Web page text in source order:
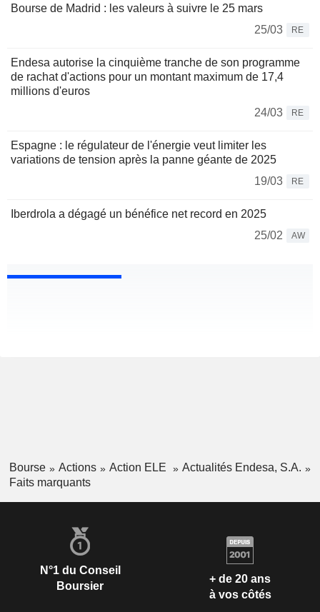
Bourse de Madrid : les valeurs à suivre le 25 mars
25/03
RE
Endesa autorise la cinquième tranche de son programme
de rachat d'actions pour un montant maximum de 17,4
millions d'euros
24/03
RE
Espagne : le régulateur de l'énergie veut limiter les
variations de tension après la panne géante de 2025
19/03
RE
Iberdrola a dégagé un bénéfice net record en 2025
25/02
AW
Bourse Actions Action ELE
Actualités Endesa, S.A.
Faits marquants
N°1 du Conseil
Boursier
+ de 20 ans
à vos côtés